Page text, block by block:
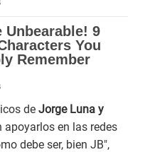
de Jorge Luna y
apoyarlos en las redes
debe ser, bien JB",